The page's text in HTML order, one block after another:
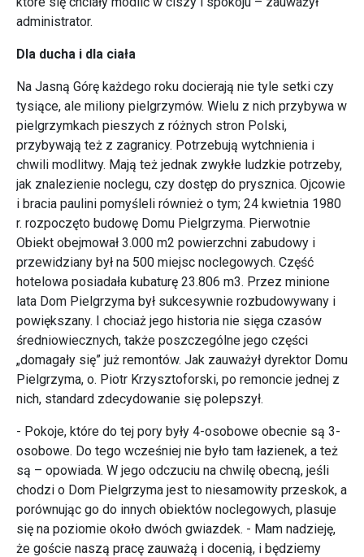
administrator.
Dla ducha i dla ciała
Na Jasną Górę każdego roku docierają nie tyle setki czy
tysiące, ale miliony pielgrzymów. Wielu z nich przybywa w
pielgrzymkach pieszych z różnych stron Polski,
przybywają też z zagranicy. Potrzebują wytchnienia i
chwili modlitwy. Mają też jednak zwykłe ludzkie potrzeby,
jak znalezienie noclegu, czy dostęp do prysznica. Ojcowie
i bracia paulini pomyśleli również o tym; 24 kwietnia 1980
r. rozpoczęto budowę Domu Pielgrzyma. Pierwotnie
Obiekt obejmował 3.000 m2 powierzchni zabudowy i
przewidziany był na 500 miejsc noclegowych. Część
hotelowa posiadała kubaturę 23.806 m3. Przez minione
lata Dom Pielgrzyma był sukcesywnie rozbudowywany i
powiększany. I chociaż jego historia nie sięga czasów
średniowiecznych, także poszczególne jego części
„domagały się” już remontów. Jak zauważył dyrektor Domu
Pielgrzyma, o. Piotr Krzysztoforski, po remoncie jednej z
nich, standard zdecydowanie się polepszył.
- Pokoje, które do tej pory były 4-osobowe obecnie są 3-
osobowe. Do tego wcześniej nie było tam łazienek, a też
są – opowiada. W jego odczuciu na chwilę obecną, jeśli
chodzi o Dom Pielgrzyma jest to niesamowity przeskok, a
porównując go do innych obiektów noclegowych, plasuje
się na poziomie około dwóch gwiazdek. - Mam nadzieję,
że goście naszą pracę zauważą i docenią, i będziemy